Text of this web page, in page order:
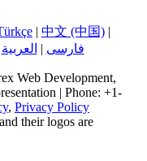
| 中文 (中国) |
العربية | فارسی
Web Development,
| Phone: +1-
, Privacy Policy
their logos are